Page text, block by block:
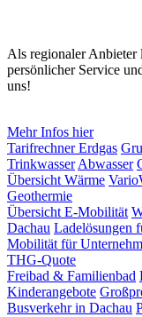
Als regionaler Anbieter
persönlicher Service
uns!
Mehr Infos hier
Tarifrechner Erdgas
Trinkwasser Abwasser
Übersicht Wärme
Geothermie
Übersicht E-Mobilität
Dachau Ladelösungen
Mobilität für
THG-Quote
Freibad & Familienbad
Kinderangebote
Busverkehr in Dachau